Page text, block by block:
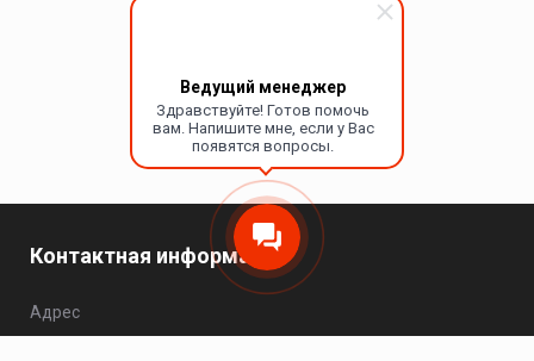
Ведущий менеджер
Здравствуйте! Готов помочь
вам. Напишите мне, если у Вас
появятся вопросы.
Контактная информация
Адрес
Москва, Варшавское шоссе, 25Ас1, офис 504.